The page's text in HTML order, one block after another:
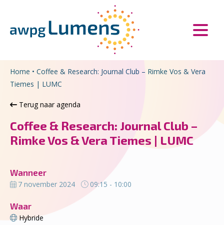
Home • Coffee & Research: Journal Club – Rimke Vos & Vera
Tiemes | LUMC
Terug naar agenda
Coffee & Research: Journal Club –
Rimke Vos & Vera Tiemes | LUMC
Wanneer
7 november 2024 09:15 - 10:00
Waar
Hybride